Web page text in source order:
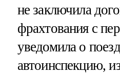
не заключила
фрахтования с
уведомила о
автоинспекцию,